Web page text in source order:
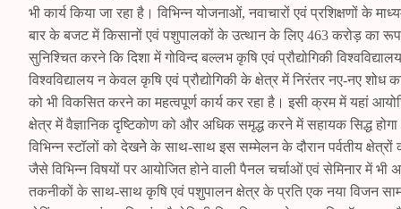
भी कार्य किया जा रहा है। विभिन्न योजनाओं, नवाचारों एवं प्रशिक्षणों के
बार के बजट में किसानों एवं पशुपालकों के उत्थान के लिए 463 करोड़ का
सुनिश्चित करने कि दिशा में गोविन्द बल्लभ कृषि एवं प्रौद्योगिकी
विश्वविद्यालय न केवल कृषि एवं प्रौद्योगिकी के क्षेत्र में निरंतर नए-नए शोध
को भी विकसित करने का महत्वपूर्ण कार्य कर रहा है। इसी क्रम में यहां
क्षेत्र में वैज्ञानिक दृष्टिकोण को और अधिक समृद्ध करने में सहायक सिद्ध
विभिन्न स्टॉलों को देखनेे के साथ-साथ इस सम्मेलन के दौरान पर्वतीय
जैसे विभिन्न विषयों पर आयोजित होने वाली पैनल चर्चाओं एवं सेमिनार में
तकनीकों के साथ-साथ कृषि एवं पशुपालन क्षेत्र के प्रति एक नया विजन